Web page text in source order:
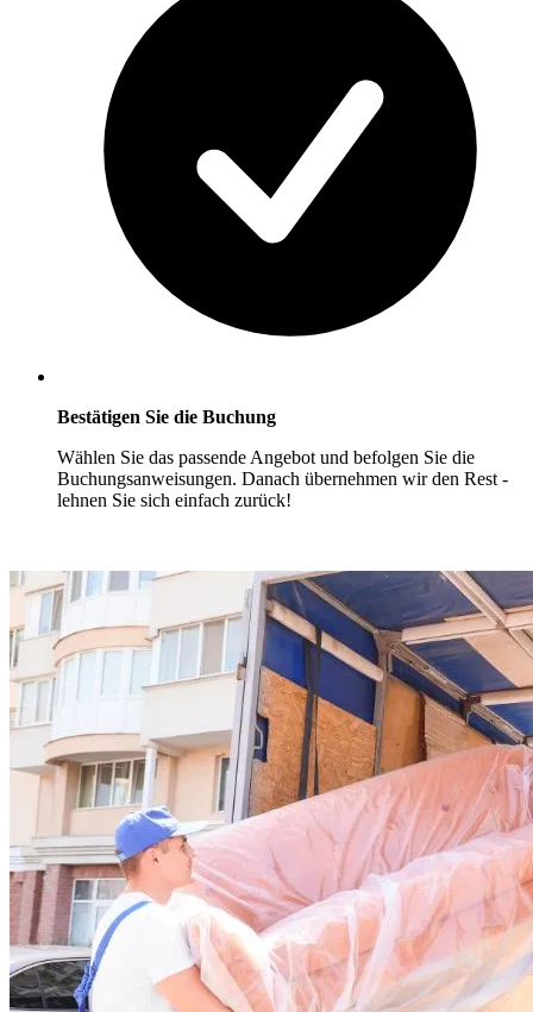
Bestätigen Sie die Buchung
Wählen Sie das passende Angebot und befolgen Sie die
Buchungsanweisungen. Danach übernehmen wir den Rest -
lehnen Sie sich einfach zurück!